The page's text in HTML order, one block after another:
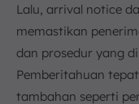
Lalu, arrival notice
memastikan
dan prosedur yang
Pemberitahuan
tambahan seperti